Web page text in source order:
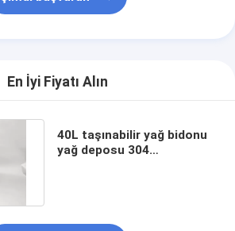
En İyi Fiyatı Alın
40L taşınabilir yağ bidonu
yağ deposu 304